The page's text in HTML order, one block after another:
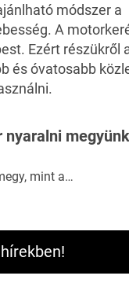
módszer a
A
Ezért részükről
és óvatosabb
mint a…